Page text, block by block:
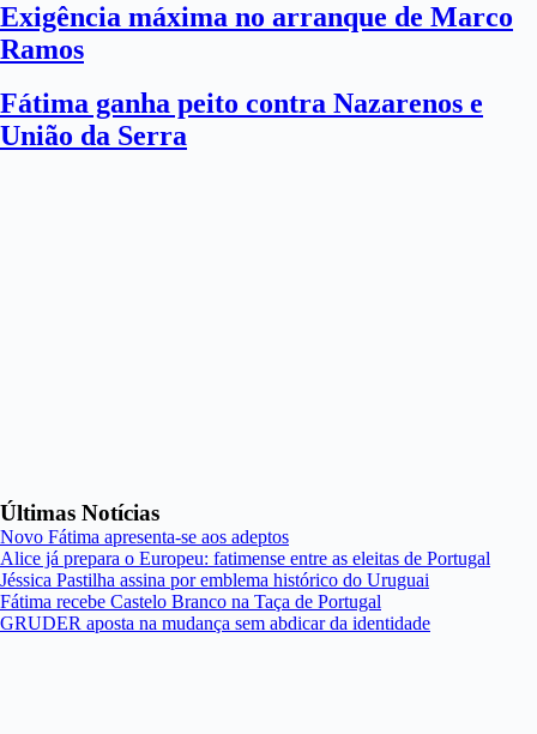
Exigência máxima no arranque de Marco
Ramos
Fátima ganha peito contra Nazarenos e
União da Serra
Últimas Notícias
Novo Fátima apresenta-se aos adeptos
Alice já prepara o Europeu: fatimense entre as eleitas de Portugal
Jéssica Pastilha assina por emblema histórico do Uruguai
Fátima recebe Castelo Branco na Taça de Portugal
GRUDER aposta na mudança sem abdicar da identidade